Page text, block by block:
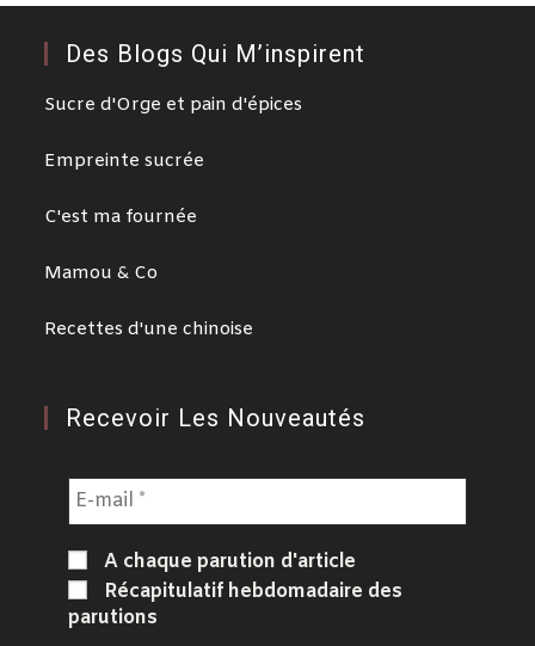
Des Blogs Qui M’inspirent
Sucre d'Orge et pain d'épices
Empreinte sucrée
C'est ma fournée
Mamou & Co
Recettes d'une chinoise
Recevoir Les Nouveautés
A chaque parution d'article
Récapitulatif hebdomadaire des
parutions